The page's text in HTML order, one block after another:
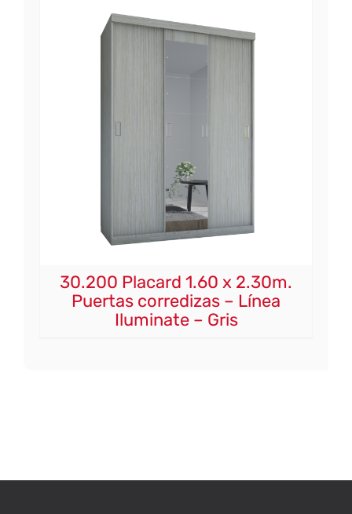
30.200 Placard 1.60 x 2.30m.
Puertas corredizas – Línea
Iluminate – Gris